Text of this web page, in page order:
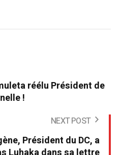
réélu Président de
!
NEXT POST
Président du DC, a